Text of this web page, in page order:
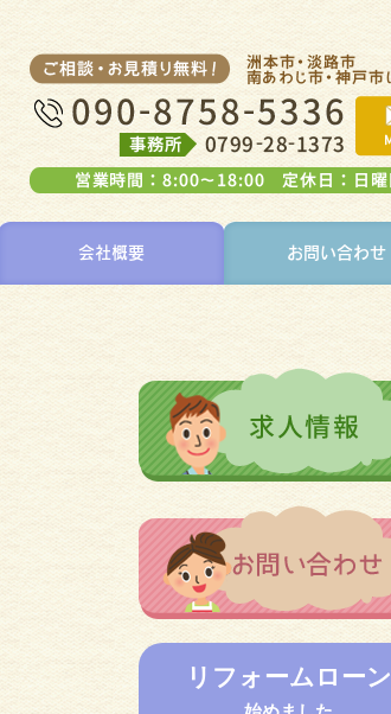
会社概要 お問い合わせ
リフォームローン